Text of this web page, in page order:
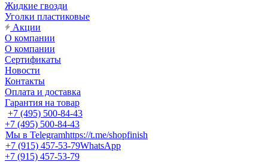
Жидкие гвозди
Уголки пластиковые
Акции
О компании
О компании
Сертификаты
Новости
Контакты
Оплата и доставка
Гарантия на товар
+7 (495) 500-84-43
+7 (495) 500-84-43
Мы в Telegramhttps://t.me/shopfinish
+7 (915) 457-53-79WhatsApp
+7 (915) 457-53-79